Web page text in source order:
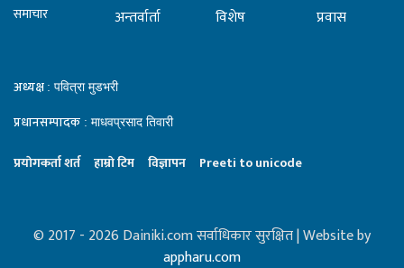
समाचार
अन्तर्वार्ता
विशेष
प्रवास
अध्यक्ष : पवित्रा मुडभरी
प्रधानसम्पादक : माधवप्रसाद तिवारी
प्रयाेगकर्ता शर्त हाम्राे टिम विज्ञापन Preeti to unicode
© 2017 - 2026 Dainiki.com सर्वाधिकार सुरक्षित | Website by
appharu.com